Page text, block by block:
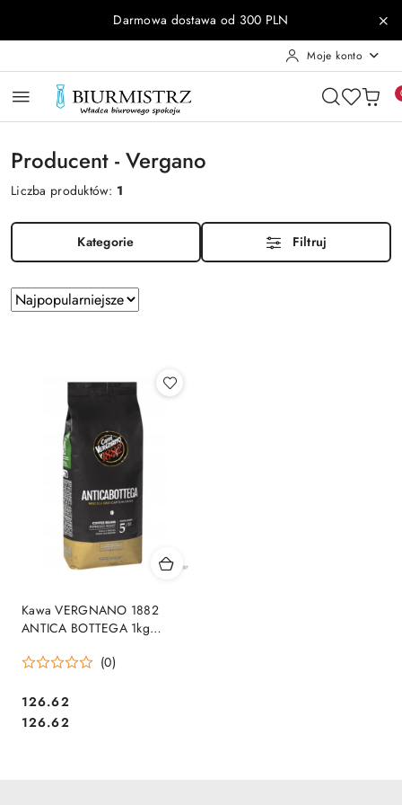
Przejdź do treści głównej
Przejdź do wyszukiwarki
Przejdź do moje konto
Przejdź do menu głównego
Przejdź do stopkiDarmowa dostawa od 300 PLN
Moje konto
Producent - Vergano
Liczba produktów: 1
Kategorie Filtruj
Zastosowano
sortowanie:
Sortuj
według
Kawa VERGNANO 1882
ANTICA BOTTEGA 1kg
(0)
Cena:
126.62
Cena:
126.62